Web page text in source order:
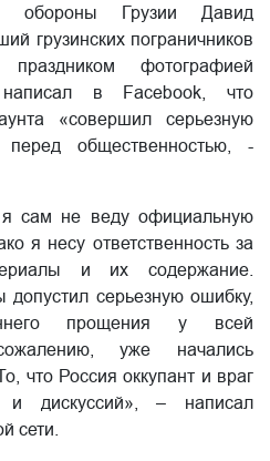
обороны Грузии Давид
грузинских пограничников
фотографией
написал в Facebook, что
«совершил серьезную
общественностью, -
я сам не веду официальную
я несу ответственность за
и их содержание.
серьезную ошибку,
прощения у всей
уже начались
что Россия оккупант и враг
дискуссий», – написал
сети.